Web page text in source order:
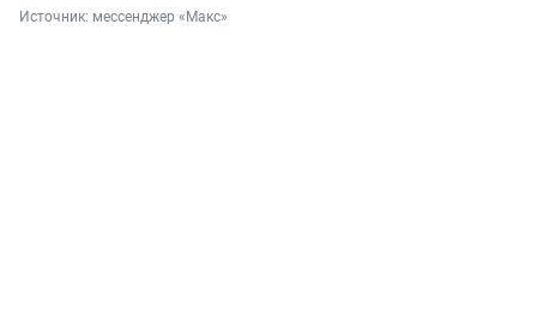
Источник: мессенджер «Макс»